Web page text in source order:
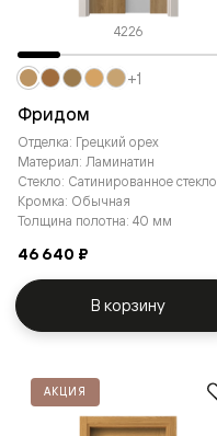
4226
Фридом
Отделка: Грецкий орех
Материал: Ламинатин
Стекло: Сатинированное стекло
Кромка: Обычная
Толщина полотна: 40 мм
46 640 ₽
+1
В корзину
АКЦИЯ